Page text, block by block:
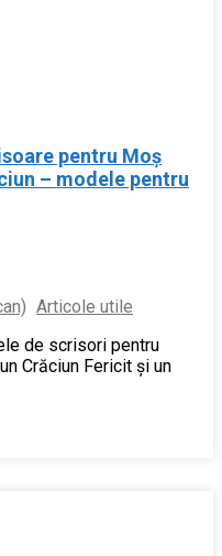
pentru Moș
– modele pentru
Articole utile
de scrisori pentru
Crăciun Fericit și un